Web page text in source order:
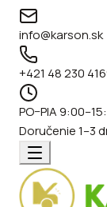
info@karson.sk
+421 48 230
PO–PIA
Doručenie 1–3